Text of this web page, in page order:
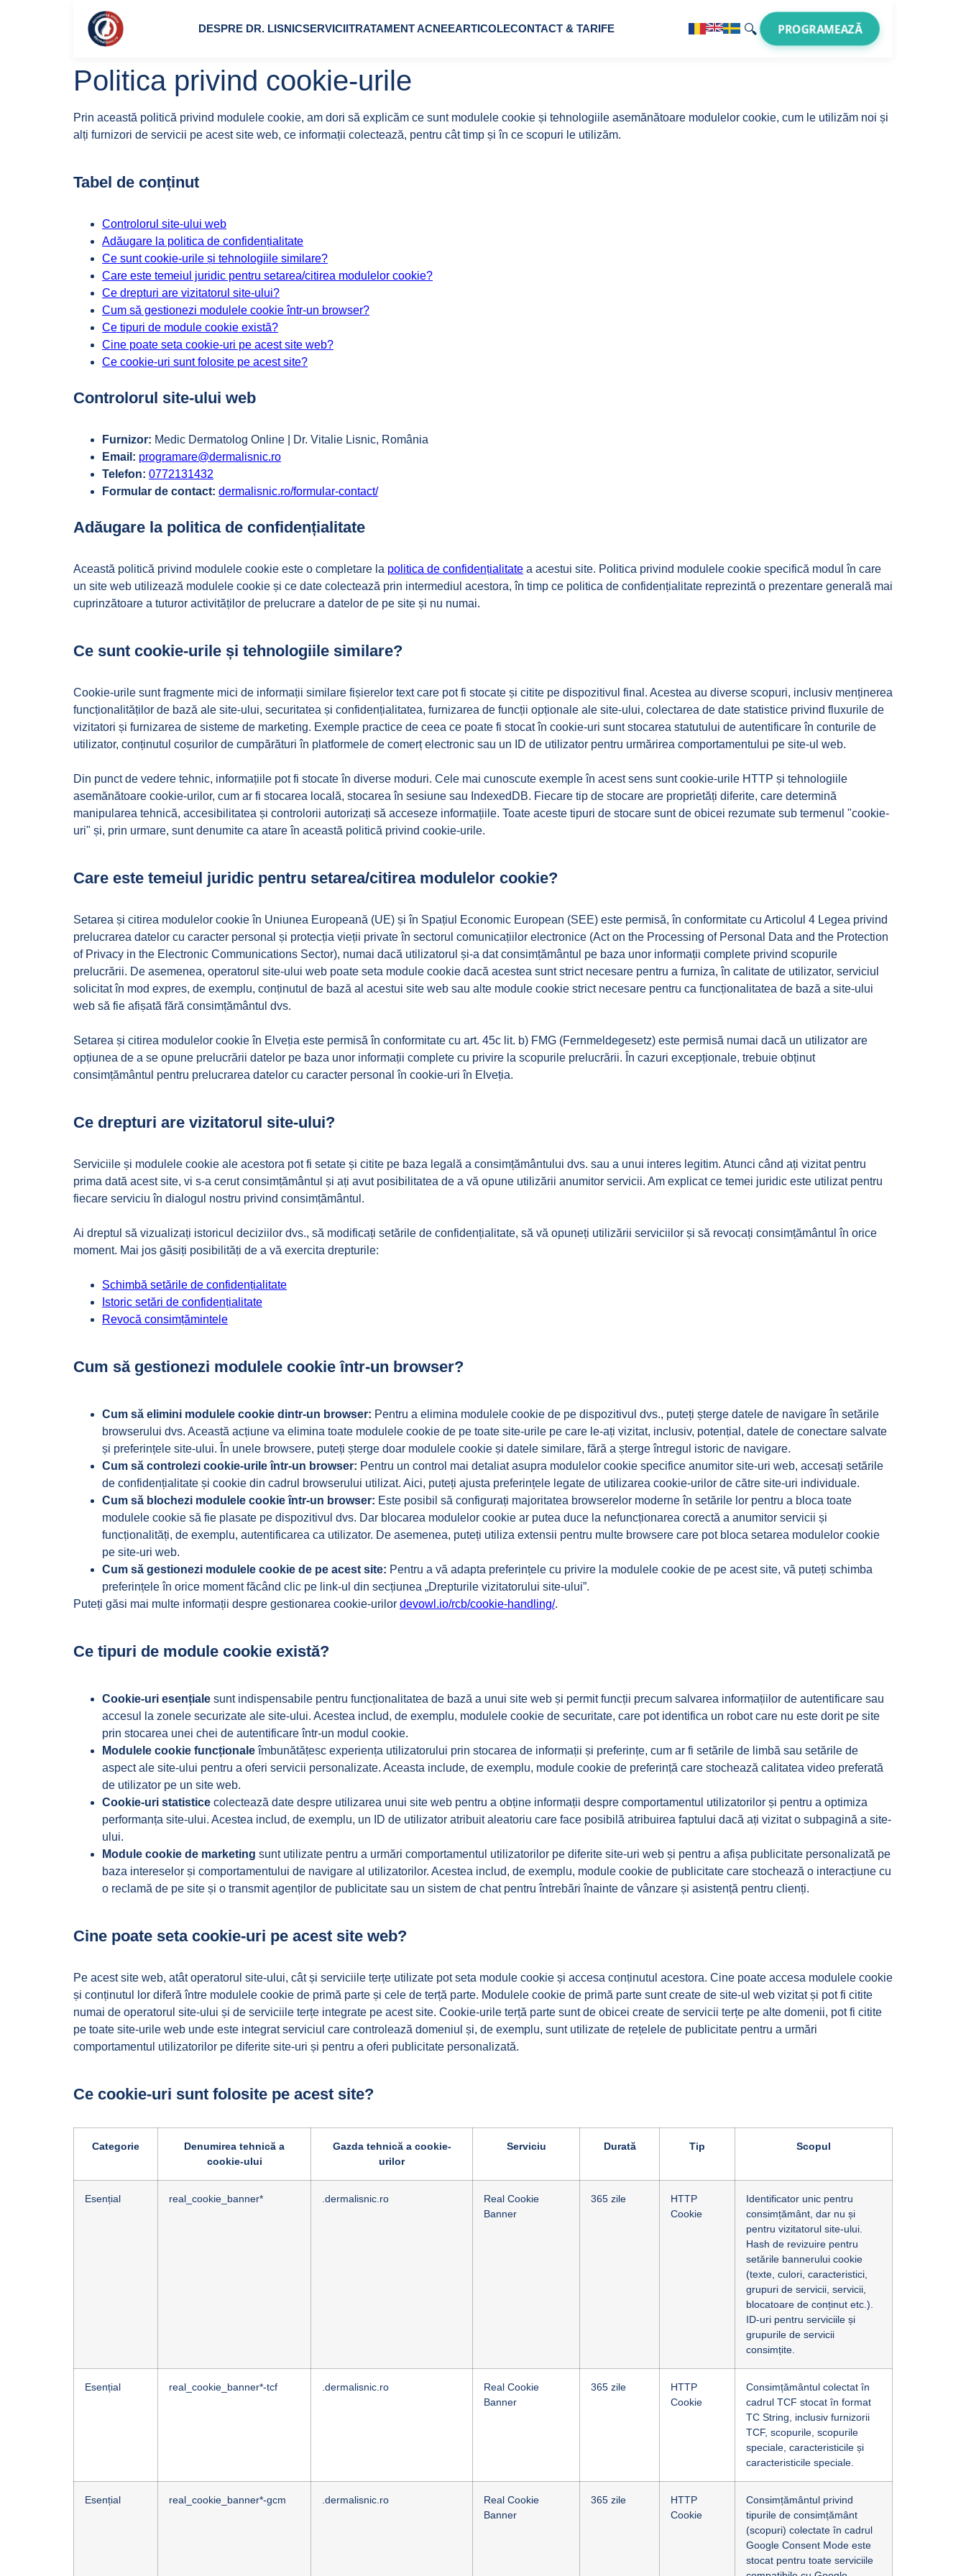
DESPRE DR. LISNICSERVICIITRATAMENT ACNEEARTICOLECONTACT & TARIFE 🔍 PROGRAMEAZĂ
Politica privind cookie-urile
Prin această politică privind modulele cookie, am dori să explicăm ce sunt modulele cookie și tehnologiile asemănătoare modulelor cookie, cum le utilizăm noi și
alți furnizori de servicii pe acest site web, ce informații colectează, pentru cât timp și în ce scopuri le utilizăm.
Tabel de conținut
Controlorul site-ului web
Adăugare la politica de confidențialitate
Ce sunt cookie-urile și tehnologiile similare?
Care este temeiul juridic pentru setarea/citirea modulelor cookie?
Ce drepturi are vizitatorul site-ului?
Cum să gestionezi modulele cookie într-un browser?
Ce tipuri de module cookie există?
Cine poate seta cookie-uri pe acest site web?
Ce cookie-uri sunt folosite pe acest site?
Controlorul site-ului web
Furnizor: Medic Dermatolog Online | Dr. Vitalie Lisnic, România
Email: programare@dermalisnic.ro
Telefon: 0772131432
Formular de contact: dermalisnic.ro/formular-contact/
Adăugare la politica de confidențialitate
Această politică privind modulele cookie este o completare la politica de confidențialitate a acestui site. Politica privind modulele cookie specifică modul în care
un site web utilizează modulele cookie și ce date colectează prin intermediul acestora, în timp ce politica de confidențialitate reprezintă o prezentare generală mai
cuprinzătoare a tuturor activităților de prelucrare a datelor de pe site și nu numai.
Ce sunt cookie-urile și tehnologiile similare?
Cookie-urile sunt fragmente mici de informații similare fișierelor text care pot fi stocate și citite pe dispozitivul final. Acestea au diverse scopuri, inclusiv menținerea
funcționalităților de bază ale site-ului, securitatea și confidențialitatea, furnizarea de funcții opționale ale site-ului, colectarea de date statistice privind fluxurile de
vizitatori și furnizarea de sisteme de marketing. Exemple practice de ceea ce poate fi stocat în cookie-uri sunt stocarea statutului de autentificare în conturile de
utilizator, conținutul coșurilor de cumpărături în platformele de comerț electronic sau un ID de utilizator pentru urmărirea comportamentului pe site-ul web.
Din punct de vedere tehnic, informațiile pot fi stocate în diverse moduri. Cele mai cunoscute exemple în acest sens sunt cookie-urile HTTP și tehnologiile
asemănătoare cookie-urilor, cum ar fi stocarea locală, stocarea în sesiune sau IndexedDB. Fiecare tip de stocare are proprietăți diferite, care determină
manipularea tehnică, accesibilitatea și controlorii autorizați să acceseze informațiile. Toate aceste tipuri de stocare sunt de obicei rezumate sub termenul "cookie-
uri" și, prin urmare, sunt denumite ca atare în această politică privind cookie-urile.
Care este temeiul juridic pentru setarea/citirea modulelor cookie?
Setarea și citirea modulelor cookie în Uniunea Europeană (UE) și în Spațiul Economic European (SEE) este permisă, în conformitate cu Articolul 4 Legea privind
prelucrarea datelor cu caracter personal și protecția vieții private în sectorul comunicațiilor electronice (Act on the Processing of Personal Data and the Protection
of Privacy in the Electronic Communications Sector), numai dacă utilizatorul și-a dat consimțământul pe baza unor informații complete privind scopurile
prelucrării. De asemenea, operatorul site-ului web poate seta module cookie dacă acestea sunt strict necesare pentru a furniza, în calitate de utilizator, serviciul
solicitat în mod expres, de exemplu, conținutul de bază al acestui site web sau alte module cookie strict necesare pentru ca funcționalitatea de bază a site-ului
web să fie afișată fără consimțământul dvs.
Setarea și citirea modulelor cookie în Elveția este permisă în conformitate cu art. 45c lit. b) FMG (Fernmeldegesetz) este permisă numai dacă un utilizator are
opțiunea de a se opune prelucrării datelor pe baza unor informații complete cu privire la scopurile prelucrării. În cazuri excepționale, trebuie obținut
consimțământul pentru prelucrarea datelor cu caracter personal în cookie-uri în Elveția.
Ce drepturi are vizitatorul site-ului?
Serviciile și modulele cookie ale acestora pot fi setate și citite pe baza legală a consimțământului dvs. sau a unui interes legitim. Atunci când ați vizitat pentru
prima dată acest site, vi s-a cerut consimțământul și ați avut posibilitatea de a vă opune utilizării anumitor servicii. Am explicat ce temei juridic este utilizat pentru
fiecare serviciu în dialogul nostru privind consimțământul.
Ai dreptul să vizualizați istoricul deciziilor dvs., să modificați setările de confidențialitate, să vă opuneți utilizării serviciilor și să revocați consimțământul în orice
moment. Mai jos găsiți posibilități de a vă exercita drepturile:
Schimbă setările de confidențialitate
Istoric setări de confidențialitate
Revocă consimțămintele
Cum să gestionezi modulele cookie într-un browser?
Cum să elimini modulele cookie dintr-un browser: Pentru a elimina modulele cookie de pe dispozitivul dvs., puteți șterge datele de navigare în setările
browserului dvs. Această acțiune va elimina toate modulele cookie de pe toate site-urile pe care le-ați vizitat, inclusiv, potențial, datele de conectare salvate
și preferințele site-ului. În unele browsere, puteți șterge doar modulele cookie și datele similare, fără a șterge întregul istoric de navigare.
Cum să controlezi cookie-urile într-un browser: Pentru un control mai detaliat asupra modulelor cookie specifice anumitor site-uri web, accesați setările
de confidențialitate și cookie din cadrul browserului utilizat. Aici, puteți ajusta preferințele legate de utilizarea cookie-urilor de către site-uri individuale.
Cum să blochezi modulele cookie într-un browser: Este posibil să configurați majoritatea browserelor moderne în setările lor pentru a bloca toate
modulele cookie să fie plasate pe dispozitivul dvs. Dar blocarea modulelor cookie ar putea duce la nefuncționarea corectă a anumitor servicii și
funcționalități, de exemplu, autentificarea ca utilizator. De asemenea, puteți utiliza extensii pentru multe browsere care pot bloca setarea modulelor cookie
pe site-uri web.
Cum să gestionezi modulele cookie de pe acest site: Pentru a vă adapta preferințele cu privire la modulele cookie de pe acest site, vă puteți schimba
preferințele în orice moment făcând clic pe link-ul din secțiunea „Drepturile vizitatorului site-ului”.
Puteți găsi mai multe informații despre gestionarea cookie-urilor devowl.io/rcb/cookie-handling/.
Ce tipuri de module cookie există?
Cookie-uri esențiale sunt indispensabile pentru funcționalitatea de bază a unui site web și permit funcții precum salvarea informațiilor de autentificare sau
accesul la zonele securizate ale site-ului. Acestea includ, de exemplu, modulele cookie de securitate, care pot identifica un robot care nu este dorit pe site
prin stocarea unei chei de autentificare într-un modul cookie.
Modulele cookie funcționaleîmbunătățesc experiența utilizatorului prin stocarea de informații și preferințe, cum ar fi setările de limbă sau setările de
aspect ale site-ului pentru a oferi servicii personalizate. Aceasta include, de exemplu, module cookie de preferință care stochează calitatea video preferată
de utilizator pe un site web.
Cookie-uri statistice colectează date despre utilizarea unui site web pentru a obține informații despre comportamentul utilizatorilor și pentru a optimiza
performanța site-ului. Acestea includ, de exemplu, un ID de utilizator atribuit aleatoriu care face posibilă atribuirea faptului dacă ați vizitat o subpagină a site-
ului.
Module cookie de marketing sunt utilizate pentru a urmări comportamentul utilizatorilor pe diferite site-uri web și pentru a afișa publicitate personalizată pe
baza intereselor și comportamentului de navigare al utilizatorilor. Acestea includ, de exemplu, module cookie de publicitate care stochează o interacțiune cu
o reclamă de pe site și o transmit agenților de publicitate sau un sistem de chat pentru întrebări înainte de vânzare și asistență pentru clienți.
Cine poate seta cookie-uri pe acest site web?
Pe acest site web, atât operatorul site-ului, cât și serviciile terțe utilizate pot seta module cookie și accesa conținutul acestora. Cine poate accesa modulele cookie
și conținutul lor diferă între modulele cookie de primă parte și cele de terță parte. Modulele cookie de primă parte sunt create de site-ul web vizitat și pot fi citite
numai de operatorul site-ului și de serviciile terțe integrate pe acest site. Cookie-urile terță parte sunt de obicei create de servicii terțe pe alte domenii, pot fi citite
pe toate site-urile web unde este integrat serviciul care controlează domeniul și, de exemplu, sunt utilizate de rețelele de publicitate pentru a urmări
comportamentul utilizatorilor pe diferite site-uri și pentru a oferi publicitate personalizată.
Ce cookie-uri sunt folosite pe acest site?
Categorie
Denumirea tehnică a
cookie-ului
Gazda tehnică a cookie-
urilor
Serviciu Durată Tip Scopul
Esențial real_cookie_banner* .dermalisnic.ro
Real Cookie
Banner
365 zile
HTTP
Cookie
Identificator unic pentru
consimțământ, dar nu și
pentru vizitatorul site-ului.
Hash de revizuire pentru
setările bannerului cookie
(texte, culori, caracteristici,
grupuri de servicii, servicii,
blocatoare de conținut etc.).
ID-uri pentru serviciile și
grupurile de servicii
consimțite.
Esențial real_cookie_banner*-tcf .dermalisnic.ro
Real Cookie
Banner
365 zile
HTTP
Cookie
Consimțământul colectat în
cadrul TCF stocat în format
TC String, inclusiv furnizorii
TCF, scopurile, scopurile
speciale, caracteristicile și
caracteristicile speciale.
Esențial real_cookie_banner*-gcm .dermalisnic.ro
Real Cookie
Banner
365 zile
HTTP
Cookie
Consimțământul privind
tipurile de consimțământ
(scopuri) colectate în cadrul
Google Consent Mode este
stocat pentru toate serviciile